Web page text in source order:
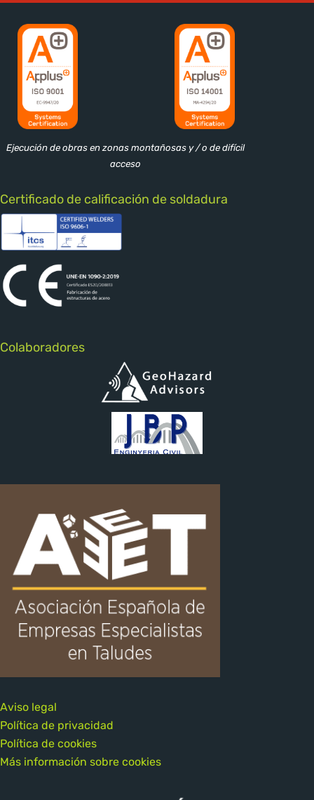
Ejecución de obras en zonas montañosas y / o de difícil
acceso
Certificado de calificación de soldadura
Colaboradores
Aviso legal
Política de privacidad
Política de cookies
Más información sobre cookies